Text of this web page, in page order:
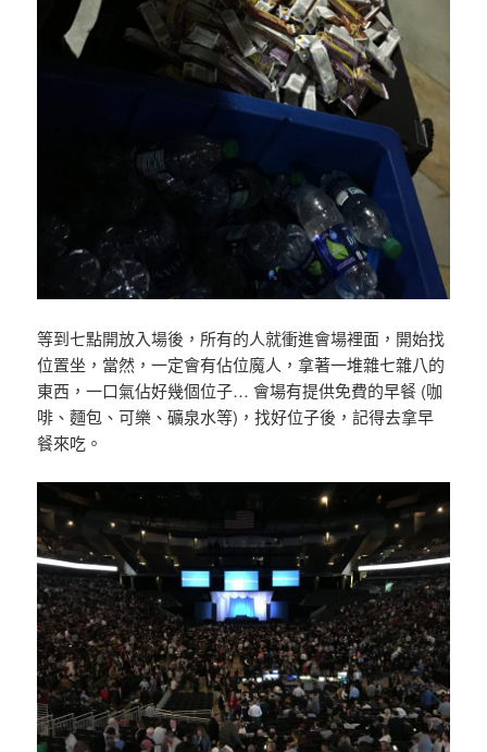
等到七點開放入場後，所有的人就衝進會場裡面，開始找
位置坐，當然，一定會有佔位魔人，拿著一堆雜七雜八的
東西，一口氣佔好幾個位子… 會場有提供免費的早餐 (咖
啡、麵包、可樂、礦泉水等)，找好位子後，記得去拿早
餐來吃。